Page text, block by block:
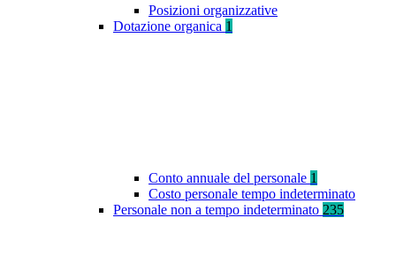
Posizioni organizzative
Dotazione organica 1
Conto annuale del personale 1
Costo personale tempo indeterminato
Personale non a tempo indeterminato 235